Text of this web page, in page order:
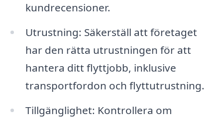
kundrecensioner.
Utrustning: Säkerställ att företaget
har den rätta utrustningen för att
hantera ditt flyttjobb, inklusive
transportfordon och flyttutrustning.
Tillgänglighet: Kontrollera om